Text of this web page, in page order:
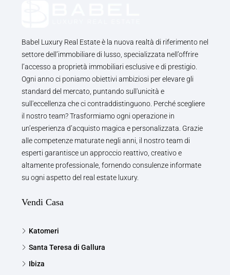
Babel Luxury Real Estate è la nuova realtà di riferimento nel
settore dell’immobiliare di lusso, specializzata nell’offrire
l’accesso a proprietà immobiliari esclusive e di prestigio.
Ogni anno ci poniamo obiettivi ambiziosi per elevare gli
standard del mercato, puntando sull'unicità e
sull'eccellenza che ci contraddistinguono. Perché scegliere
il nostro team? Trasformiamo ogni operazione in
un’esperienza d’acquisto magica e personalizzata. Grazie
alle competenze maturate negli anni, il nostro team di
esperti garantisce un approccio reattivo, creativo e
altamente professionale, fornendo consulenze informate
su ogni aspetto del real estate luxury.
Vendi Casa
Katomeri
Santa Teresa di Gallura
Ibiza